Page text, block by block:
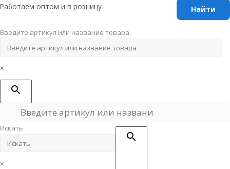
Перейти
содержимому
Работаем оптом и в розницу
Введите артикул или название товара
×
Искать
×